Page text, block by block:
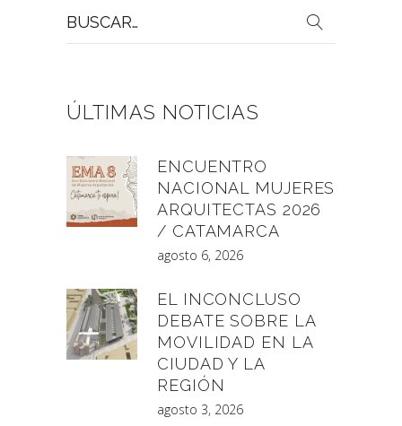
por:
ÚLTIMAS NOTICIAS
ENCUENTRO
NACIONAL MUJERES
ARQUITECTAS 2026
/ CATAMARCA
agosto 6, 2026
EL INCONCLUSO
DEBATE SOBRE LA
MOVILIDAD EN LA
CIUDAD Y LA
REGIÓN
agosto 3, 2026